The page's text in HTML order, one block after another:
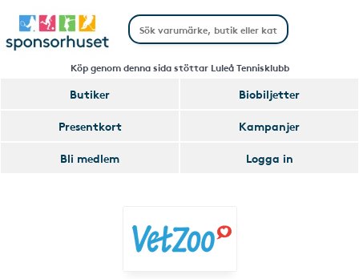
Köp genom denna sida stöttar Luleå Tennisklubb
Butiker
Biobiljetter
Presentkort
Kampanjer
Bli medlem
Logga in